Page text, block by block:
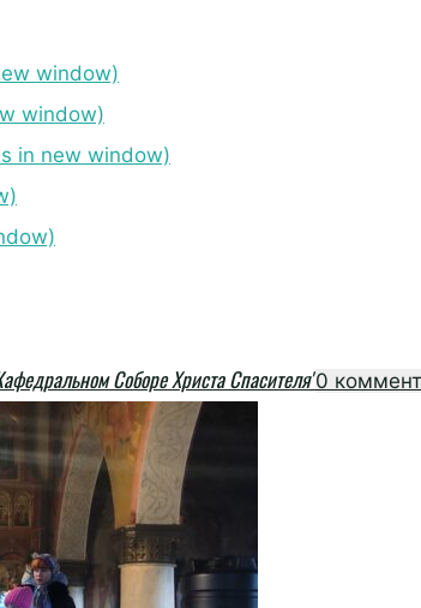
window)
window)
in new window)
Соборе Христа Спасителя"0